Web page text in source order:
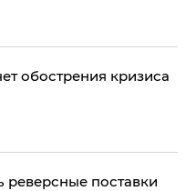
обострения кризиса
реверсные поставки